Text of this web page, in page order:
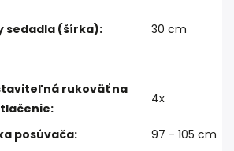
sedadla (šírka): 30 cm
rukoväť na
tlačenie:
4x
posúvača:
97 - 105 cm